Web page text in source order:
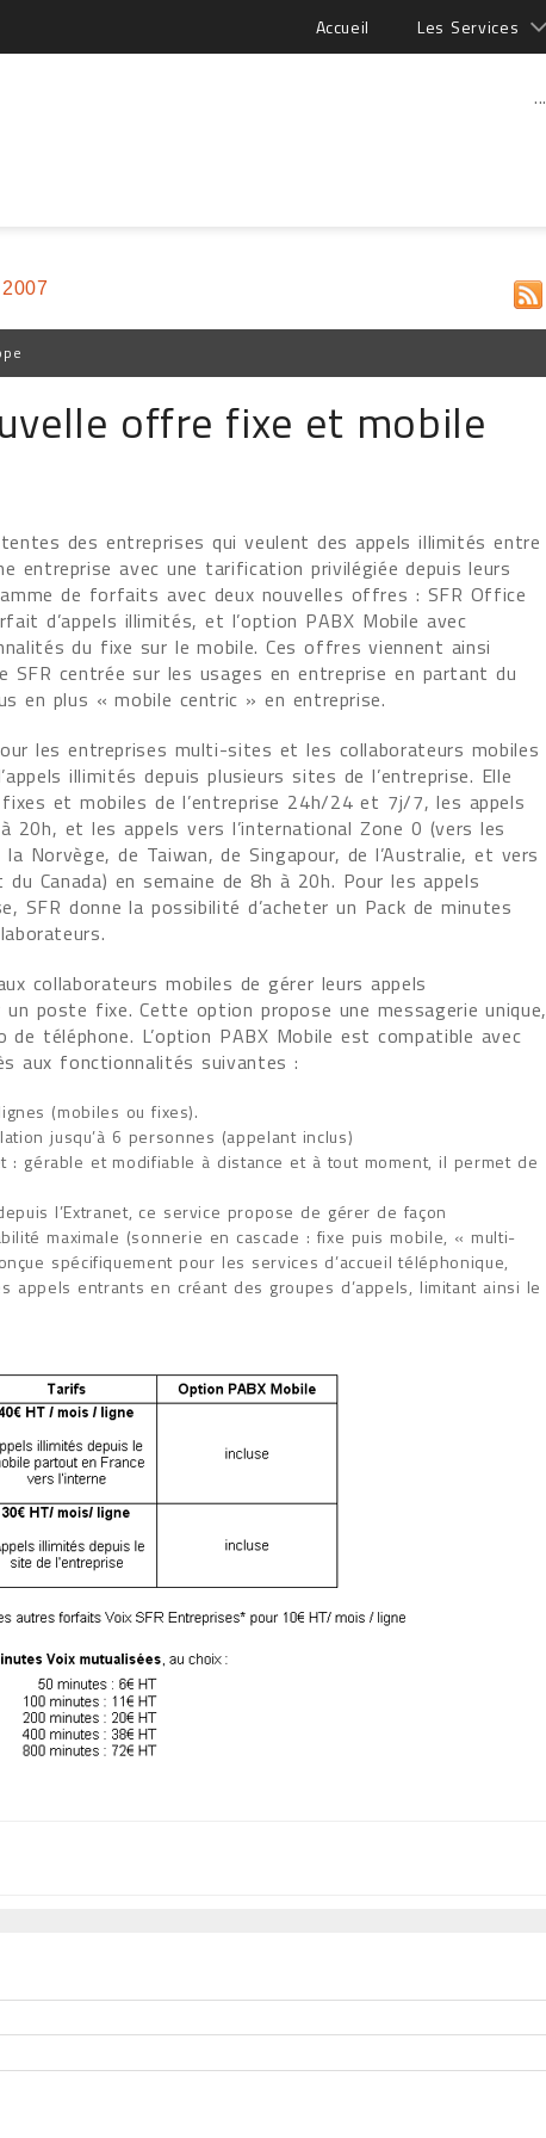
Accueil Les Services
...
offre fixe et mobile
des entreprises qui veulent des appels illimités entre
entreprise avec une tarification privilégiée depuis leurs
de forfaits avec deux nouvelles offres : SFR Office
d’appels illimités, et l’option PABX Mobile avec
du fixe sur le mobile. Ces offres viennent ainsi
SFR centrée sur les usages en entreprise en partant du
en plus « mobile centric » en entreprise.
les entreprises multi-sites et les collaborateurs mobiles
illimités depuis plusieurs sites de l’entreprise. Elle
et mobiles de l’entreprise 24h/24 et 7j/7, les appels
20h, et les appels vers l’international Zone 0 (vers les
Norvège, de Taiwan, de Singapour, de l’Australie, et vers
Canada) en semaine de 8h à 20h. Pour les appels
SFR donne la possibilité d’acheter un Pack de minutes
collaborateurs mobiles de gérer leurs appels
poste fixe. Cette option propose une messagerie unique,
téléphone. L’option PABX Mobile est compatible avec
aux fonctionnalités suivantes :
(mobiles ou fixes).
jusqu’à 6 personnes (appelant inclus)
: gérable et modifiable à distance et à tout moment, il permet de
l’Extranet, ce service propose de gérer de façon
maximale (sonnerie en cascade : fixe puis mobile, « multi-
spécifiquement pour les services d’accueil téléphonique,
entrants en créant des groupes d’appels, limitant ainsi le